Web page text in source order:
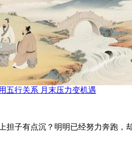
五行关系 月末压力变机遇
担子有点沉？明明已经努力奔跑